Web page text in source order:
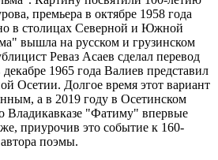
премьера в октябре 1958 года
в столицах Северной и Южной
вышла на русском и грузинском
Реваз Асаев сделал перевод
1965 года Валиев представил
Осетии. Долгое время этот вариант
а в 2019 году в Осетинском
Владикавказе "Фатиму" впервые
приурочив это событие к 160-
поэмы.